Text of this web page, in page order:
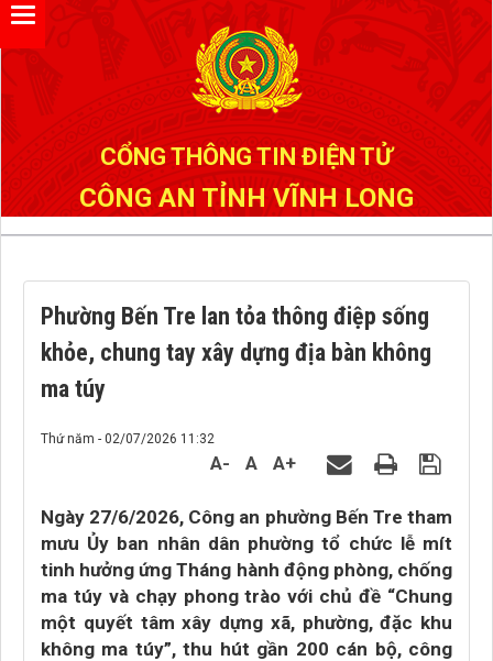
CỔNG THÔNG TIN ĐIỆN TỬ
CÔNG AN TỈNH VĨNH LONG
Phường Bến Tre lan tỏa thông điệp sống
khỏe, chung tay xây dựng địa bàn không
ma túy
Thứ năm - 02/07/2026 11:32
A- A A+
Ngày 27/6/2026, Công an phường Bến Tre tham
mưu Ủy ban nhân dân phường tổ chức lễ mít
tinh hưởng ứng Tháng hành động phòng, chống
ma túy và chạy phong trào với chủ đề “Chung
một quyết tâm xây dựng xã, phường, đặc khu
không ma túy”, thu hút gần 200 cán bộ, công